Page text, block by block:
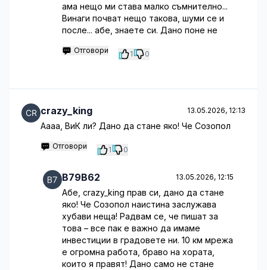
ама нещо ми става малко съмнително...
Винаги почват нещо такова, шуми се и
после... абе, знаете си. Дано поне не
Отговори 1 0
crazy_king 13.05.2026, 12:13
Аааа, ВиК ли? Дано да стане яко! Че Созопол
Отговори 1 0
B79B62 13.05.2026, 12:15
Абе, crazy_king прав си, дано да стане
яко! Че Созопол наистина заслужава
хубави неща! Радвам се, че пишат за
това – все пак е важно да имаме
инвестиции в градовете ни. 10 км мрежа
е огромна работа, браво на хората,
които я правят! Дано само не стане